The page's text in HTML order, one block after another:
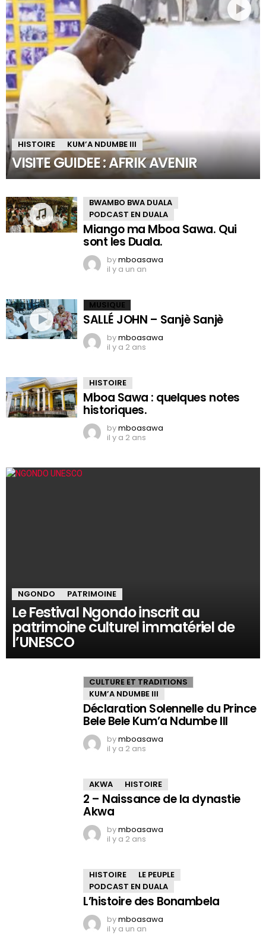
HISTOIRE KUM’A NDUMBE III
VISITE GUIDEE : AFRIK AVENIR
BWAMBO BWA DUALA
PODCAST EN DUALA
Miango ma Mboa Sawa. Qui
sont les Duala.
bymboasawa
il y a un an
MUSIQUE
SALLÉ JOHN – Sanjè Sanjè
bymboasawa
il y a 2 ans
HISTOIRE
Mboa Sawa : quelques notes
historiques.
bymboasawa
il y a 2 ans
NGONDO PATRIMOINE
Le Festival Ngondo inscrit au
patrimoine culturel immatériel de
l’UNESCO
CULTURE ET TRADITIONS
KUM’A NDUMBE III
Déclaration Solennelle du Prince
Bele Bele Kum’a Ndumbe III
bymboasawa
il y a 2 ans
AKWA HISTOIRE
2 – Naissance de la dynastie
Akwa
bymboasawa
il y a 2 ans
HISTOIRE
LE PEUPLE
PODCAST EN DUALA
L’histoire des Bonambela
bymboasawa
il y a un an